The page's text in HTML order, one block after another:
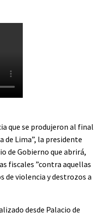
que se produjeron al final
de Lima”, la presidente
de Gobierno que abrirá,
fiscales ”contra aquellas
de violencia y destrozos a
desde Palacio de